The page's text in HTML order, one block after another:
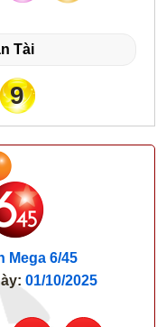
Tài
9
Mega 6/45
01/10/2025